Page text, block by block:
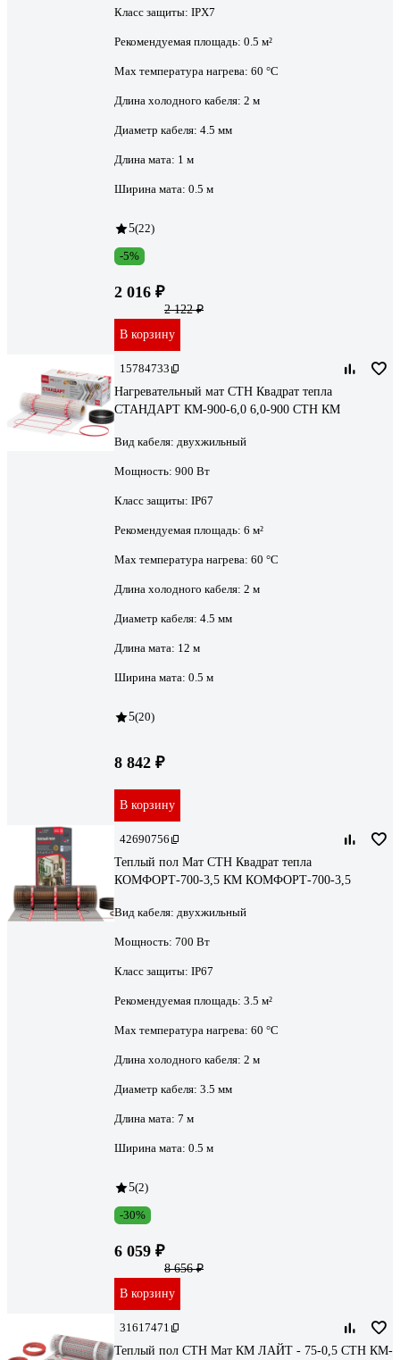
Класс защиты: IPХ7
Рекомендуемая площадь: 0.5 м²
Max температура нагрева: 60 °С
Длина холодного кабеля: 2 м
Диаметр кабеля: 4.5 мм
Длина мата: 1 м
Ширина мата: 0.5 м
5(22)
-5%
2 016 ₽
2 122 ₽
В корзину
15784733
Нагревательный мат СТН Квадрат тепла
СТАНДАРТ КМ-900-6,0 6,0-900 СТН КМ
Вид кабеля: двухжильный
Мощность: 900 Вт
Класс защиты: IP67
Рекомендуемая площадь: 6 м²
Max температура нагрева: 60 °С
Длина холодного кабеля: 2 м
Диаметр кабеля: 4.5 мм
Длина мата: 12 м
Ширина мата: 0.5 м
5(20)
8 842 ₽
В корзину
42690756
Теплый пол Мат СТН Квадрат тепла
КОМФОРТ-700-3,5 КМ КОМФОРТ-700-3,5
Вид кабеля: двухжильный
Мощность: 700 Вт
Класс защиты: IP67
Рекомендуемая площадь: 3.5 м²
Max температура нагрева: 60 °С
Длина холодного кабеля: 2 м
Диаметр кабеля: 3.5 мм
Длина мата: 7 м
Ширина мата: 0.5 м
5(2)
-30%
6 059 ₽
8 656 ₽
В корзину
31617471
Теплый пол СТН Мат КМ ЛАЙТ - 75-0,5 СТН КМ-